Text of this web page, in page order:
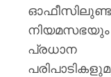
നിയമസഭയും
പ്രധാന